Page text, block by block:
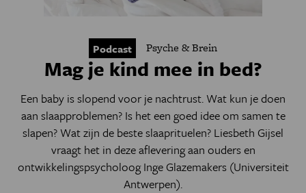
Podcast Psyche & Brein
Mag je kind mee in bed?
Een baby is slopend voor je nachtrust. Wat kun je doen
aan slaapproblemen? Is het een goed idee om samen te
slapen? Wat zijn de beste slaaprituelen? Liesbeth Gijsel
vraagt het in deze aflevering aan ouders en
ontwikkelingspsycholoog Inge Glazemakers (Universiteit
Antwerpen).